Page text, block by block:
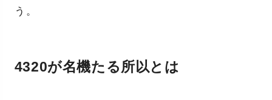
う。
4320が名機たる所以とは